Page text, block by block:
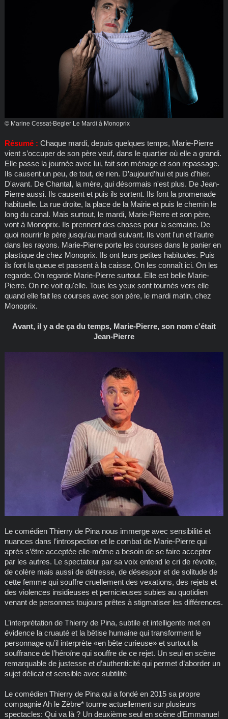
© Marine Cessat-Begler Le Mardi à Monoprix
Résumé : Chaque mardi, depuis quelques temps, Marie-Pierre
vient s’occuper de son père veuf, dans le quartier où elle a grandi.
Elle passe la journée avec lui, fait son ménage et son repassage.
Ils causent un peu, de tout, de rien. D’aujourd’hui et puis d’hier.
D'avant. De Chantal, la mère, qui désormais n'est plus. De Jean-
Pierre aussi. Ils causent et puis ils sortent. Ils font la promenade
habituelle. La rue droite, la place de la Mairie et puis le chemin le
long du canal. Mais surtout, le mardi, Marie-Pierre et son père,
vont à Monoprix. Ils prennent des choses pour la semaine. De
quoi nourrir le père jusqu'au mardi suivant. Ils vont l'un et l'autre
dans les rayons. Marie-Pierre porte les courses dans le panier en
plastique de chez Monoprix. Ils ont leurs petites habitudes. Puis
ils font la queue et passent à la caisse. On les connaît ici. On les
regarde. On regarde Marie-Pierre surtout. Elle est belle Marie-
Pierre. On ne voit qu'elle. Tous les yeux sont tournés vers elle
quand elle fait les courses avec son père, le mardi matin, chez
Monoprix.
Avant, il y a de ça du temps, Marie-Pierre, son nom c'était
Jean-Pierre
Le comédien Thierry de Pina nous immerge avec sensibilité et
nuances dans l’introspection et le combat de Marie-Pierre qui
après s’être acceptée elle-même a besoin de se faire accepter
par les autres. Le spectateur par sa voix entend le cri de révolte,
de colère mais aussi de détresse, de désespoir et de solitude de
cette femme qui souffre cruellement des vexations, des rejets et
des violences insidieuses et pernicieuses subies au quotidien
venant de personnes toujours prêtes à stigmatiser les différences.
L’interprétation de Thierry de Pina, subtile et intelligente met en
évidence la cruauté et la bêtise humaine qui transforment le
personnage qu’il interprète «en bête curieuse» et surtout la
souffrance de l’héroïne qui souffre de ce rejet. Un seul en scène
remarquable de justesse et d’authenticité qui permet d’aborder un
sujet délicat et sensible avec subtilité
Le comédien Thierry de Pina qui a fondé en 2015 sa propre
compagnie Ah le Zèbre* tourne actuellement sur plusieurs
spectacles: Qui va là ? Un deuxième seul en scène d’Emmanuel